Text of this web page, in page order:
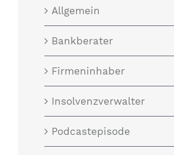
Allgemein
Bankberater
Firmeninhaber
Insolvenzverwalter
Podcastepisode